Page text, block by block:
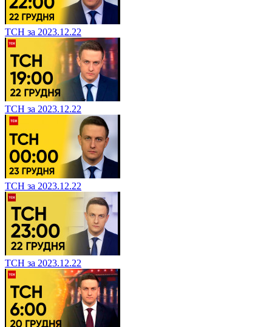
ТСН за 2023.12.22
ТСН за 2023.12.22
ТСН за 2023.12.22
ТСН за 2023.12.22